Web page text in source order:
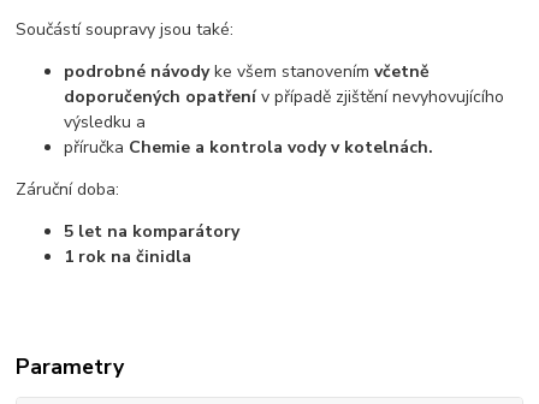
Součástí soupravy jsou také:
podrobné návodyke všem stanovenímvčetně
doporučených opatřenív případě zjištění nevyhovujícího
výsledku a
příručka Chemie a kontrola vody v kotelnách.
Záruční doba:
5 let na komparátory
1 rok na činidla
Parametry